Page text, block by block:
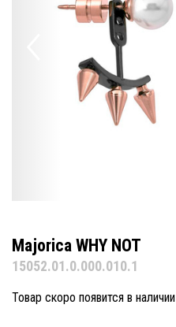
Majorica WHY NOT
15052.01.0.000.010.1
Товар скоро появится в наличии